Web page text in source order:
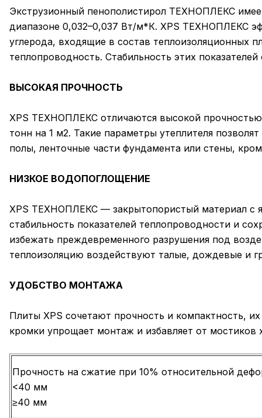
Экструзионный пенополистирол ТЕХНОПЛЕКС
диапазоне 0,032–0,037 Вт/м*К. XPS ТЕХНОПЛЕКС
углерода, входящие в состав теплоизоляционных
теплопроводность. Стабильность этих
ВЫСОКАЯ ПРОЧНОСТЬ
XPS ТЕХНОПЛЕКС отличаются высокой прочностью
тонн на 1 м2. Такие параметры утеплителя
полы, ленточные части фундамента или стены,
НИЗКОЕ ВОДОПОГЛОЩЕНИЕ
XPS ТЕХНОПЛЕКС — закрытопористый материал с
стабильность показателей теплопроводности и
избежать преждевременного разрушения под
теплоизоляцию воздействуют талые, дождевые и
УДОБСТВО МОНТАЖА
Плиты XPS сочетают прочность и компактность,
кромки упрощает монтаж и избавляет от мостиков
Прочность на сжатие при 10% относительной
<40 мм
≥40 мм